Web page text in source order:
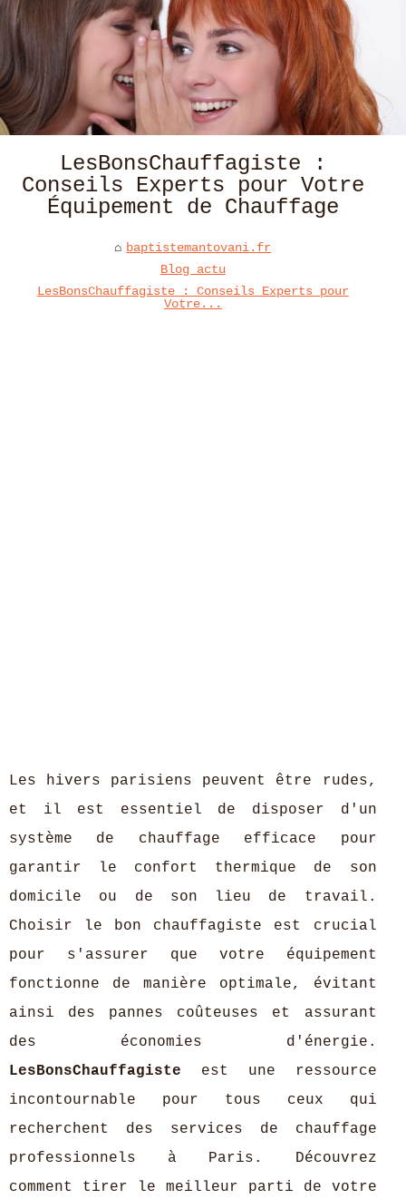
LesBonsChauffagiste :
Conseils Experts pour Votre
Équipement de Chauffage
baptistemantovani.fr
Blog actu
LesBonsChauffagiste : Conseils Experts pour
Votre...
Les hivers parisiens peuvent être rudes,
et il est essentiel de disposer d'un
système de chauffage efficace pour
garantir le confort thermique de son
domicile ou de son lieu de travail.
Choisir le bon chauffagiste est crucial
pour s'assurer que votre équipement
fonctionne de manière optimale, évitant
ainsi des pannes coûteuses et assurant
des économies d'énergie.
LesBonsChauffagiste est une ressource
incontournable pour tous ceux qui
recherchent des services de chauffage
professionnels à Paris. Découvrez
comment tirer le meilleur parti de votre